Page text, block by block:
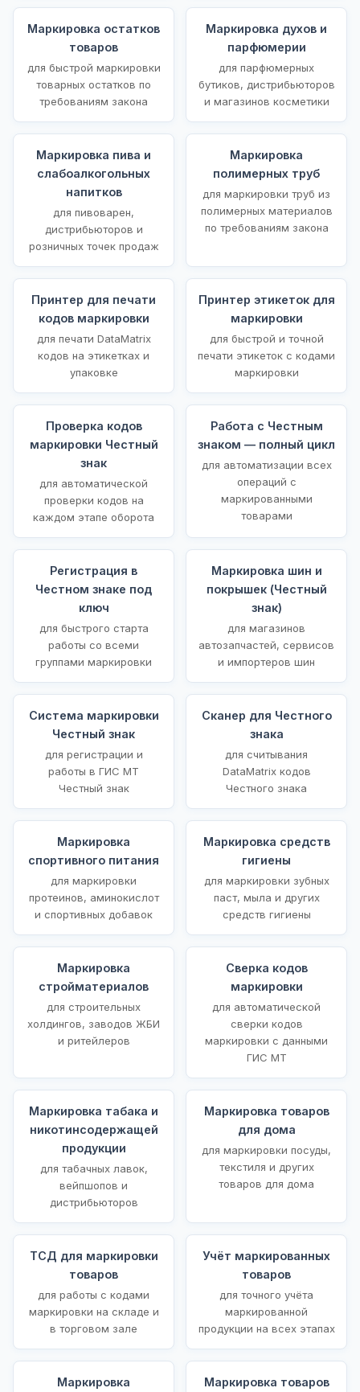
Маркировка остатков
товаров
для быстрой маркировки
товарных остатков по
требованиям закона
Маркировка духов и
парфюмерии
для парфюмерных
бутиков, дистрибьюторов
и магазинов косметики
Маркировка пива и
слабоалкогольных
напитков
для пивоварен,
дистрибьюторов и
розничных точек продаж
Маркировка
полимерных труб
для маркировки труб из
полимерных материалов
по требованиям закона
Принтер для печати
кодов маркировки
для печати DataMatrix
кодов на этикетках и
упаковке
Принтер этикеток для
маркировки
для быстрой и точной
печати этикеток с кодами
маркировки
Проверка кодов
маркировки Честный
знак
для автоматической
проверки кодов на
каждом этапе оборота
Работа с Честным
знаком — полный цикл
для автоматизации всех
операций с
маркированными
товарами
Регистрация в
Честном знаке под
ключ
для быстрого старта
работы со всеми
группами маркировки
Маркировка шин и
покрышек (Честный
знак)
для магазинов
автозапчастей, сервисов
и импортеров шин
Система маркировки
Честный знак
для регистрации и
работы в ГИС МТ
Честный знак
Сканер для Честного
знака
для считывания
DataMatrix кодов
Честного знака
Маркировка
спортивного питания
для маркировки
протеинов, аминокислот
и спортивных добавок
Маркировка средств
гигиены
для маркировки зубных
паст, мыла и других
средств гигиены
Маркировка
стройматериалов
для строительных
холдингов, заводов ЖБИ
и ритейлеров
Сверка кодов
маркировки
для автоматической
сверки кодов
маркировки с данными
ГИС МТ
Маркировка табака и
никотинсодержащей
продукции
для табачных лавок,
вейпшопов и
дистрибьюторов
Маркировка товаров
для дома
для маркировки посуды,
текстиля и других
товаров для дома
ТСД для маркировки
товаров
для работы с кодами
маркировки на складе и
в торговом зале
Учёт маркированных
товаров
для точного учёта
маркированной
продукции на всех этапах
Маркировка
Маркировка товаров